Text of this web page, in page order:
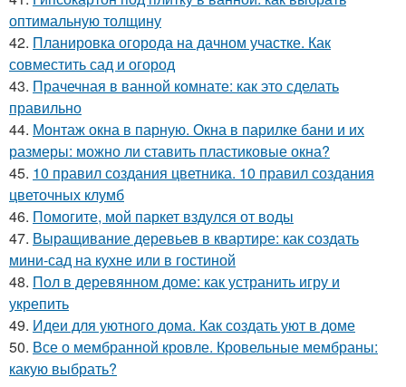
оптимальную толщину
42. Планировка огорода на дачном участке. Как
совместить сад и огород
43. Прачечная в ванной комнате: как это сделать
правильно
44. Монтаж окна в парную. Окна в парилке бани и их
размеры: можно ли ставить пластиковые окна?
45. 10 правил создания цветника. 10 правил создания
цветочных клумб
46. Помогите, мой паркет вздулся от воды
47. Выращивание деревьев в квартире: как создать
мини-сад на кухне или в гостиной
48. Пол в деревянном доме: как устранить игру и
укрепить
49. Идеи для уютного дома. Как создать уют в доме
50. Все о мембранной кровле. Кровельные мембраны:
какую выбрать?